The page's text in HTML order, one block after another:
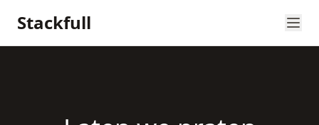
Stackfull